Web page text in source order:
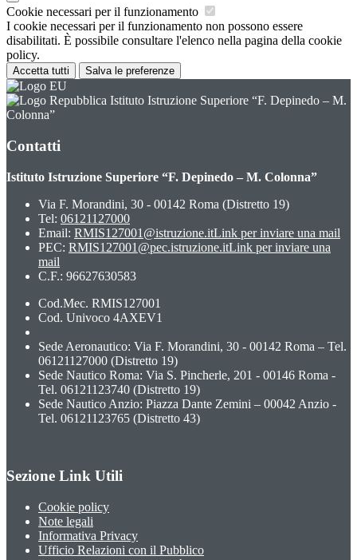
Cookie necessari per il funzionamento
I cookie necessari per il funzionamento non possono essere
disabilitati. È possibile consultare l'elenco nella pagina della cookie
policy.
Accetta tutti Salva le preferenze
Istituto Istruzione Superiore “F. Depinedo – M.
Colonna”
Contatti
Istituto Istruzione Superiore “F. Depinedo – M. Colonna”
Via F. Morandini, 30 - 00142 Roma (Distretto 19)
Tel: 06121127000
Email: RMIS127001@istruzione.itLink per inviare una mail
PEC: RMIS127001@pec.istruzione.itLink per inviare una
mail
C.F.: 96627630583
Cod.Mec. RMIS127001
Cod. Univoco 4AXEV1
Sede Aeronautico: Via F. Morandini, 30 - 00142 Roma – Tel.
06121127000 (Distretto 19)
Sede Nautico Roma: Via S. Pincherle, 201 - 00146 Roma -
Tel. 06121123740 (Distretto 19)
Sede Nautico Anzio: Piazza Dante Zemini – 00042 Anzio -
Tel. 06121123765 (Distretto 43)
Sezione Link Utili
Cookie policy
Note legali
Informativa Privacy
Ufficio Relazioni con il Pubblico